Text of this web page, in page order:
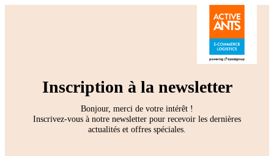
Inscription à la newsletter
Bonjour, merci de votre intérêt !
Inscrivez-vous à notre newsletter pour recevoir les dernières
actualités et offres spéciales.